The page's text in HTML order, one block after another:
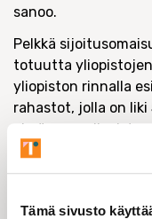
Tämä sivusto
sanoo.
Pelkkä
totuutta
yliopiston rinnalla
rahastot, jolla on liki
ei näy
yliopistolla on
viime vuonna sai